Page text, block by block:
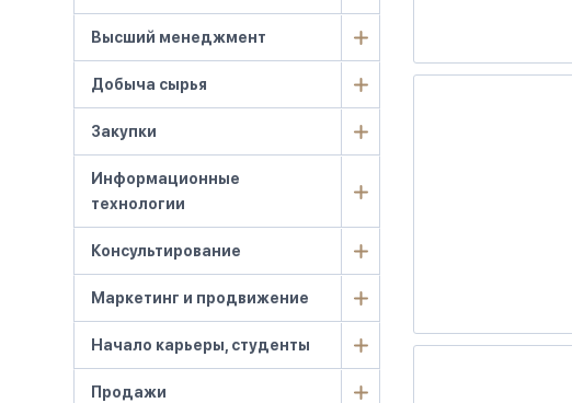
Высший менеджмент
Добыча сырья
Закупки
Информационные
технологии
Консультирование
Маркетинг и продвижение
Начало карьеры, студенты
Продажи